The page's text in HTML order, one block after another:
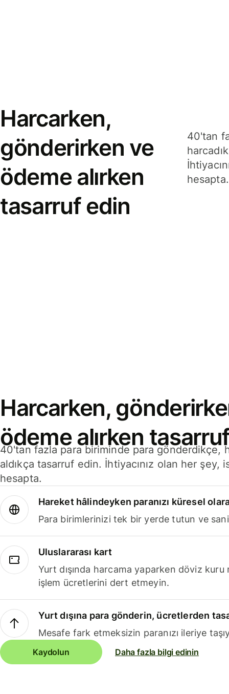
Harcarken,
gönderirken ve
ödeme alırken
tasarruf edin
40'tan
hesapta.
Harcarken,
ödeme alırken
40'tan fazla para biriminde para gönderdikçe,
aldıkça tasarruf edin. İhtiyacınız olan her
hesapta.
Hareket hâlindeyken paranızı küresel
Para birimlerinizi tek bir yerde tutun ve
Uluslararası kart
Yurt dışında harcama yaparken döviz kuru
işlem ücretlerini dert etmeyin.
Yurt dışına para gönderin, ücretlerden
Mesafe fark etmeksizin paranızı ileriye
Kaydolun Daha fazla bilgi edinin